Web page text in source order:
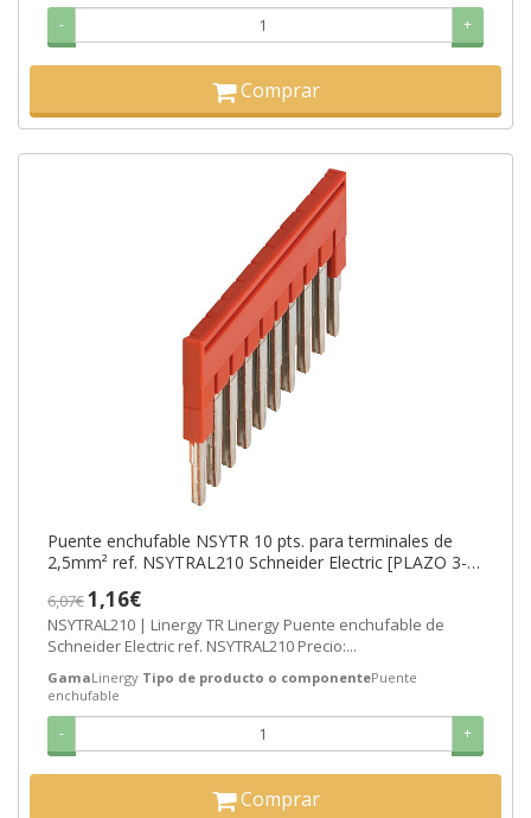
- +
Comprar
Puente enchufable NSYTR 10 pts. para terminales de
2,5mm² ref. NSYTRAL210 Schneider Electric [PLAZO 3-6
6,07€1,16€
NSYTRAL210 | Linergy TR Linergy Puente enchufable de
Schneider Electric ref. NSYTRAL210 Precio:...
GamaLinergy Tipo de producto o componentePuente
enchufable
- +
Comprar